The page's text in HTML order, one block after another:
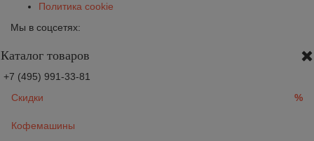
Политика cookie
Мы в соцсетях:
Каталог товаров
+7 (495) 991-33-81
Скидки
%
Кофемашины